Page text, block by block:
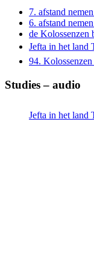
7. afstand
6. afstand
de Kolossenzen
Jefta in het land
94.
Studies – audio
Jefta in het land